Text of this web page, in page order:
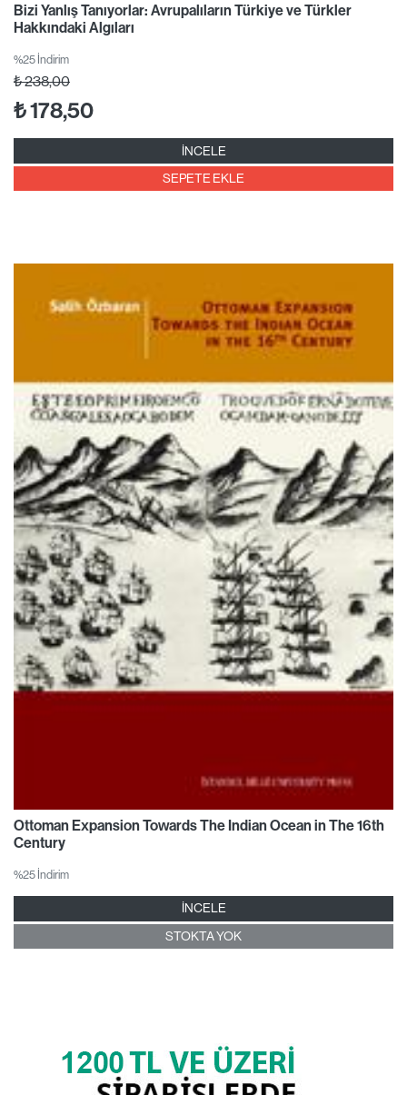
Bizi Yanlış Tanıyorlar: Avrupalıların Türkiye ve Türkler
Hakkındaki Algıları
%25 İndirim
₺238,00
₺178,50
İNCELE
SEPETE EKLE
Ottoman Expansion Towards The Indian Ocean in The 16th
Century
%25 İndirim
İNCELE
STOKTA YOK